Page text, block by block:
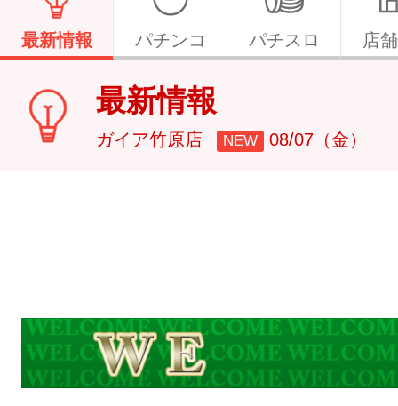
最新情報 パチンコ パチスロ 店
最新情報
ガイア竹原店 NEW 08/07（金）